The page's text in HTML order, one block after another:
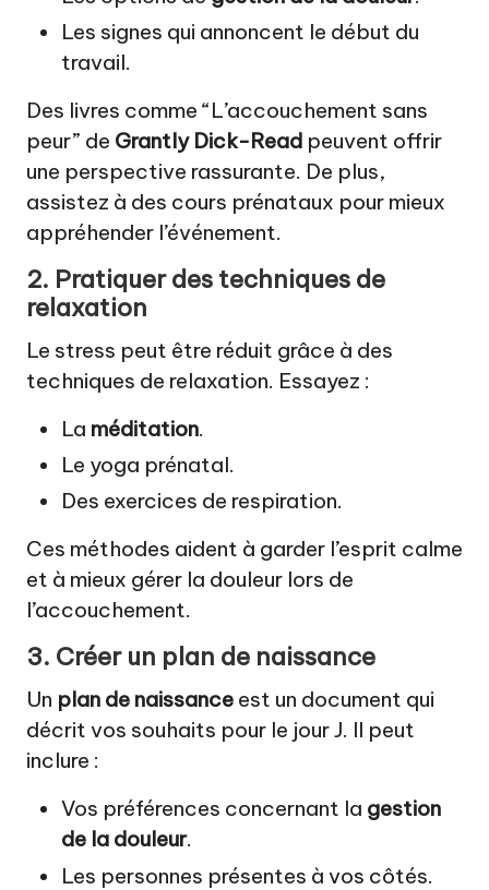
Les signes qui annoncent le début du
travail.
Des livres comme “L’accouchement sans
peur” de Grantly Dick-Read peuvent offrir
une perspective rassurante. De plus,
assistez à des cours prénataux pour mieux
appréhender l’événement.
2. Pratiquer des techniques de
relaxation
Le stress peut être réduit grâce à des
techniques de relaxation. Essayez :
La méditation.
Le yoga prénatal.
Des exercices de respiration.
Ces méthodes aident à garder l’esprit calme
et à mieux gérer la douleur lors de
l’accouchement.
3. Créer un plan de naissance
Un plan de naissance est un document qui
décrit vos souhaits pour le jour J. Il peut
inclure :
Vos préférences concernant la gestion
de la douleur.
Les personnes présentes à vos côtés.